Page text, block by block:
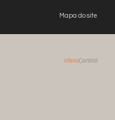
Mapa do site